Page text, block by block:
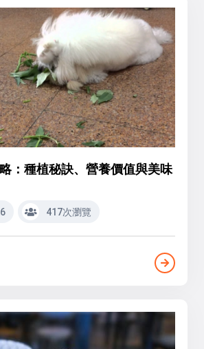
：種植秘訣、營養價值與美味
417次瀏覽